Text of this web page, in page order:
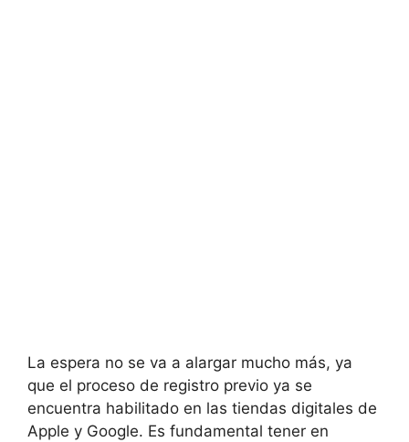
La espera no se va a alargar mucho más, ya
que el proceso de registro previo ya se
encuentra habilitado en las tiendas digitales de
Apple y Google. Es fundamental tener en